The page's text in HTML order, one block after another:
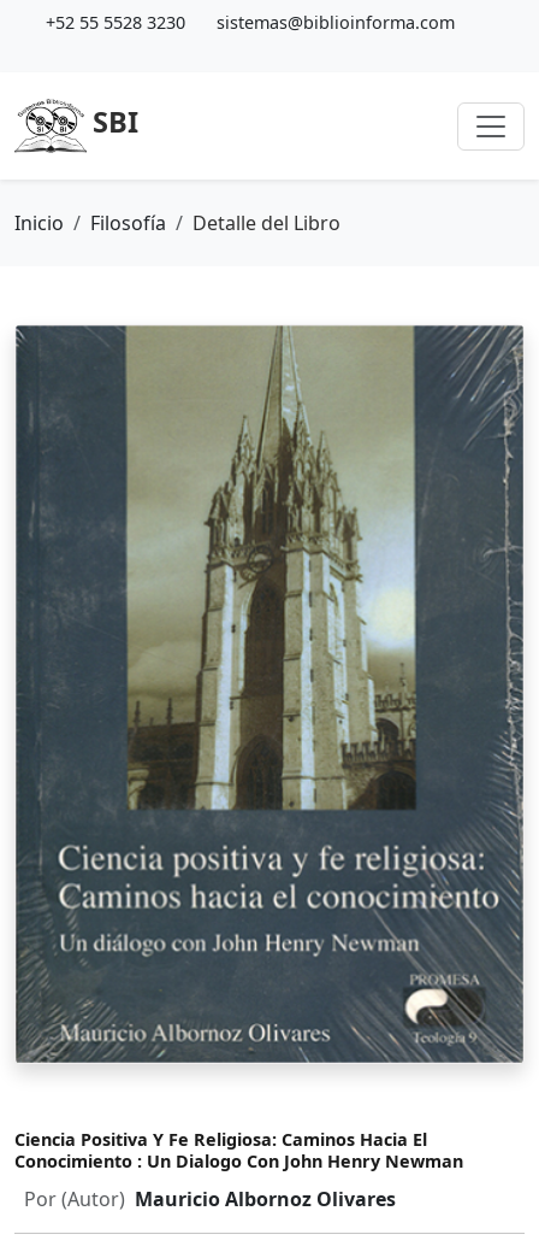
+52 55 5528 3230 sistemas@biblioinforma.com
SBI
Inicio Filosofía Detalle del Libro
Ciencia Positiva Y Fe Religiosa: Caminos Hacia El
Conocimiento : Un Dialogo Con John Henry Newman
Por (Autor) Mauricio Albornoz Olivares